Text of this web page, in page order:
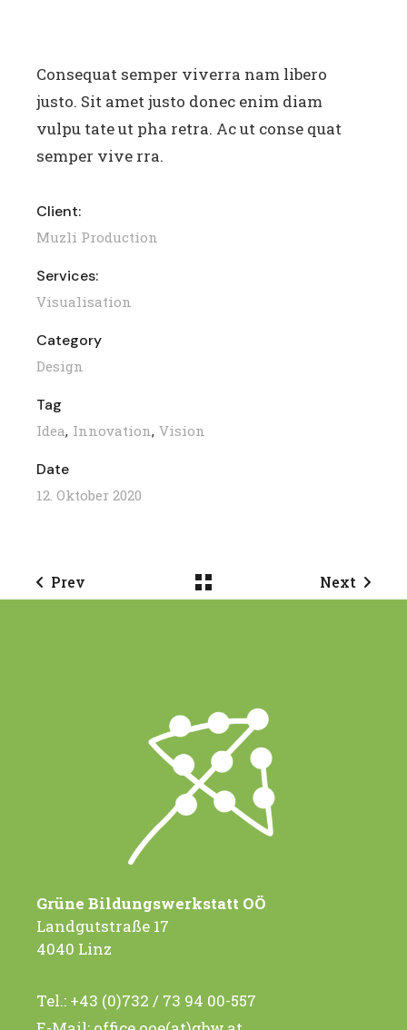
Consequat semper viverra nam libero
justo. Sit amet justo donec enim diam
vulpu tate ut pha retra. Ac ut conse quat
semper vive rra.
Client:
Muzli Production
Services:
Visualisation
Category
Design
Tag
Idea Innovation Vision
Date
12. Oktober 2020
Prev Next
Grüne Bildungswerkstatt OÖ
Landgutstraße 17
4040 Linz
Tel.: +43 (0)732 / 73 94 00-557